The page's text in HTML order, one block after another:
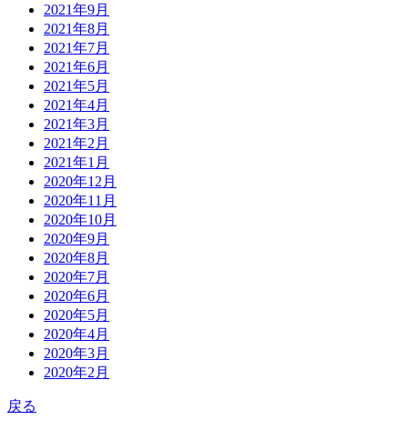
2021年9月
2021年8月
2021年7月
2021年6月
2021年5月
2021年4月
2021年3月
2021年2月
2021年1月
2020年12月
2020年11月
2020年10月
2020年9月
2020年8月
2020年7月
2020年6月
2020年5月
2020年4月
2020年3月
2020年2月
戻る